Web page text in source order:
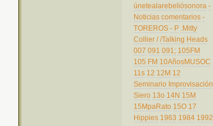
únetealarebeliósonora -
Noticias comentarios -
TOREROS - P .Mitty
Collier / /Talking Heads
007 091 091; 105FM
105 FM 10AñosMUSOC
11s 12 12M 12
Seminario Improvisación
Siero 13o 14N 15M
15MpaRato 15O 17
Hippies 1963 1984 1992